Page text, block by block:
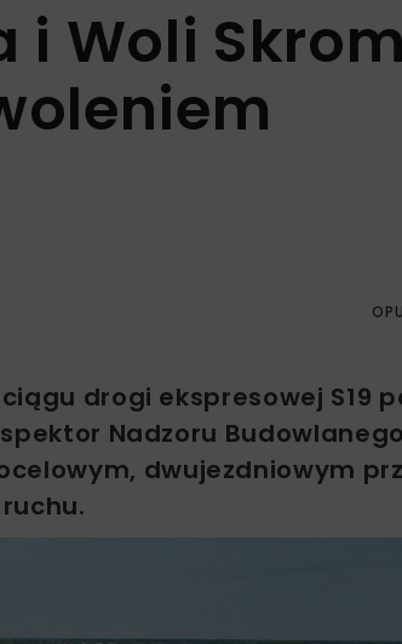
i Woli
drogi ekspresowej S19
Nadzoru
dwujezdniowym